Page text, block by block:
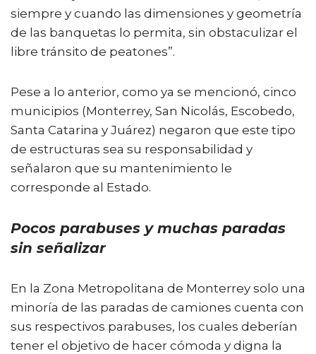
siempre y cuando las dimensiones y geometría
de las banquetas lo permita, sin obstaculizar el
libre tránsito de peatones”.
Pese a lo anterior, como ya se mencionó, cinco
municipios (Monterrey, San Nicolás, Escobedo,
Santa Catarina y Juárez) negaron que este tipo
de estructuras sea su responsabilidad y
señalaron que su mantenimiento le
corresponde al Estado.
Pocos parabuses y muchas paradas
sin señalizar
En la Zona Metropolitana de Monterrey solo una
minoría de las paradas de camiones cuenta con
sus respectivos parabuses, los cuales deberían
tener el objetivo de hacer cómoda y digna la